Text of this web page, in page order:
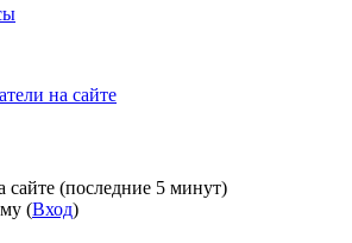
на сайте
сайте (последние 5 минут)
(Вход)